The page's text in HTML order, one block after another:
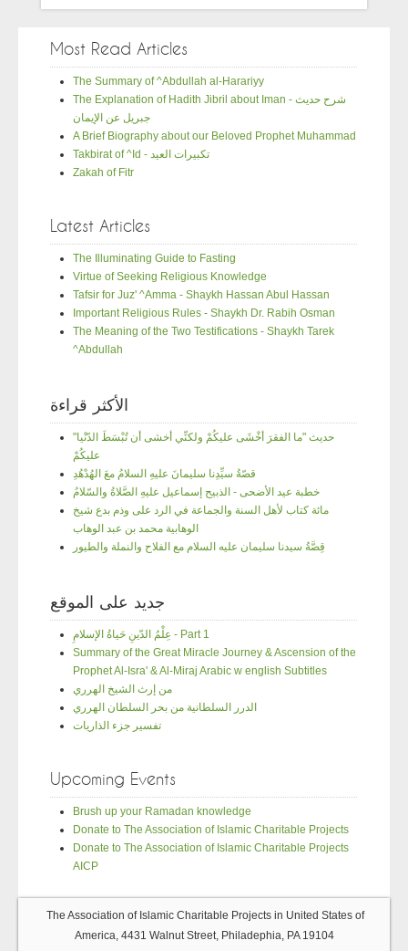
Most Read Articles
The Summary of ^Abdullah al-Harariyy
The Explanation of Hadith Jibril about Iman - شرح حديث
جبريل عن الإيمان
A Brief Biography about our Beloved Prophet Muhammad
Takbirat of ^Id - تكبيرات العيد
Zakah of Fitr
Latest Articles
The Illuminating Guide to Fasting
Virtue of Seeking Religious Knowledge
Tafsir for Juz' ^Amma - Shaykh Hassan Abul Hassan
Important Religious Rules - Shaykh Dr. Rabih Osman
The Meaning of the Two Testifications - Shaykh Tarek
^Abdullah
الأكثر قراءة
"حديث "ما الفقرَ أخْشَى عليكُمْ ولكنِّي أخشى أن تُبْسَطَ الدّنْيا
عليكُمْ
قصّةُ سيِّدِنا سليمانَ عليهِ السلامُ معَ الهُدْهُدِ
خطبة عيد الأضحى - الذبيح إسماعيل عليهِ الصَّلاةُ والسّلامُ
مائة كتاب لأهل السنة والجماعة في الرد على وذم بدع شيخ
الوهابية محمد بن عبد الوهاب
قِصَّةُ سيدنا سليمان عليه السلام مع الفلاح والنملة والطيور
جديد على الموقع
عِلْمُ الدّينِ حَياةُ الإسلامِ - Part 1
Summary of the Great Miracle Journey & Ascension of the
Prophet Al-Isra' & Al-Miraj Arabic w english Subtitles
من إرث الشيخ الهرري
الدرر السلطانية من بحر السلطان الهرري
تفسير جزء الذاريات
Upcoming Events
Brush up your Ramadan knowledge
Donate to The Association of Islamic Charitable Projects
Donate to The Association of Islamic Charitable Projects
AICP
The Association of Islamic Charitable Projects in United States of
America, 4431 Walnut Street, Philadephia, PA 19104